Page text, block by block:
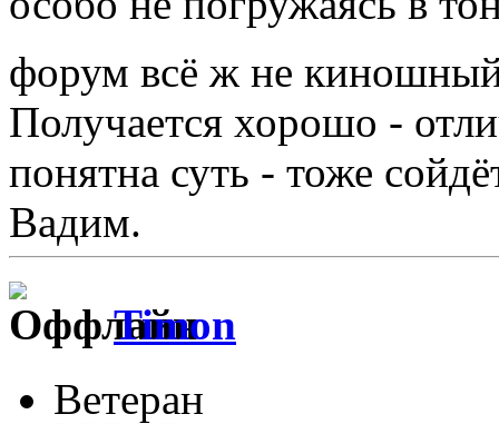
форум всё ж не
Получается хорошо -
понятна суть - тоже
Вадим.
Timon
Ветеран